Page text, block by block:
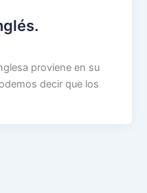
proviene en su
decir que los